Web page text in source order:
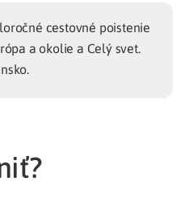
cestovné poistenie
a okolie a Celý svet.